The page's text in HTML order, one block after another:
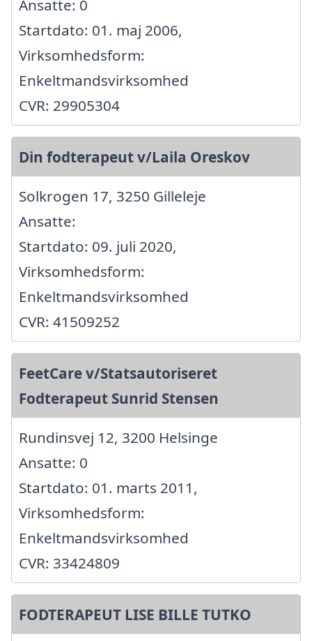
Ansatte: 0
Startdato: 01. maj 2006,
Virksomhedsform:
Enkeltmandsvirksomhed
CVR: 29905304
Din fodterapeut v/Laila Oreskov
Solkrogen 17, 3250 Gilleleje
Ansatte:
Startdato: 09. juli 2020,
Virksomhedsform:
Enkeltmandsvirksomhed
CVR: 41509252
FeetCare v/Statsautoriseret
Fodterapeut Sunrid Stensen
Rundinsvej 12, 3200 Helsinge
Ansatte: 0
Startdato: 01. marts 2011,
Virksomhedsform:
Enkeltmandsvirksomhed
CVR: 33424809
FODTERAPEUT LISE BILLE TUTKO